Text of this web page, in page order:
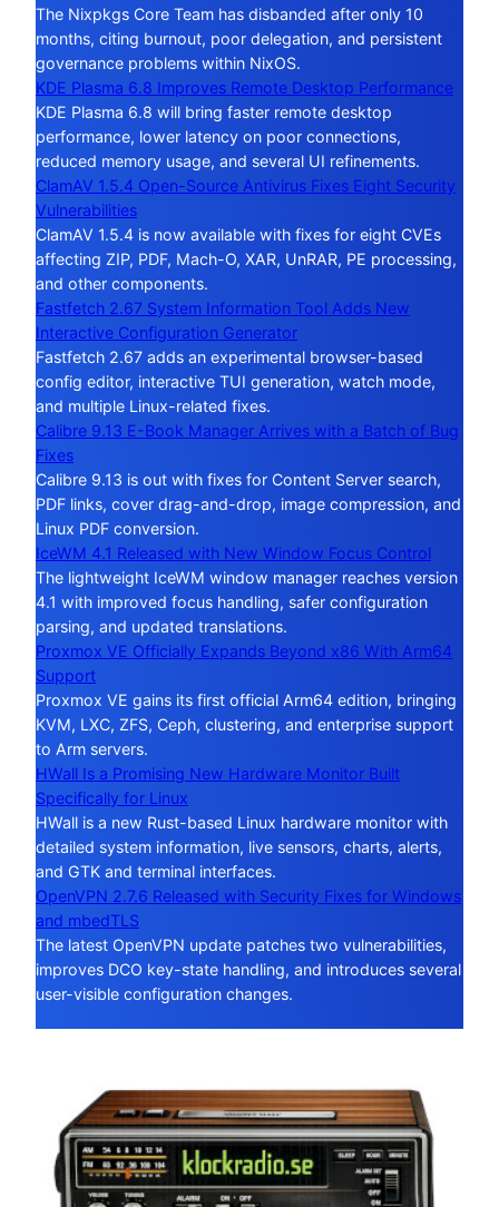
The Nixpkgs Core Team has disbanded after only 10
months, citing burnout, poor delegation, and persistent
governance problems within NixOS.
KDE Plasma 6.8 Improves Remote Desktop Performance
KDE Plasma 6.8 will bring faster remote desktop
performance, lower latency on poor connections,
reduced memory usage, and several UI refinements.
ClamAV 1.5.4 Open-Source Antivirus Fixes Eight Security
Vulnerabilities
ClamAV 1.5.4 is now available with fixes for eight CVEs
affecting ZIP, PDF, Mach-O, XAR, UnRAR, PE processing,
and other components.
Fastfetch 2.67 System Information Tool Adds New
Interactive Configuration Generator
Fastfetch 2.67 adds an experimental browser-based
config editor, interactive TUI generation, watch mode,
and multiple Linux-related fixes.
Calibre 9.13 E-Book Manager Arrives with a Batch of Bug
Fixes
Calibre 9.13 is out with fixes for Content Server search,
PDF links, cover drag-and-drop, image compression, and
Linux PDF conversion.
IceWM 4.1 Released with New Window Focus Control
The lightweight IceWM window manager reaches version
4.1 with improved focus handling, safer configuration
parsing, and updated translations.
Proxmox VE Officially Expands Beyond x86 With Arm64
Support
Proxmox VE gains its first official Arm64 edition, bringing
KVM, LXC, ZFS, Ceph, clustering, and enterprise support
to Arm servers.
HWall Is a Promising New Hardware Monitor Built
Specifically for Linux
HWall is a new Rust-based Linux hardware monitor with
detailed system information, live sensors, charts, alerts,
and GTK and terminal interfaces.
OpenVPN 2.7.6 Released with Security Fixes for Windows
and mbedTLS
The latest OpenVPN update patches two vulnerabilities,
improves DCO key-state handling, and introduces several
user-visible configuration changes.